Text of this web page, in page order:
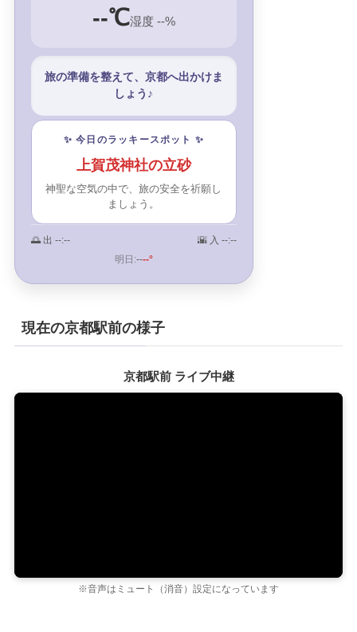
--℃湿度 --%
旅の準備を整えて、京都へ出かけま
しょう♪
✨ 今日のラッキースポット ✨
上賀茂神社の立砂
神聖な空気の中で、旅の安全を祈願し
ましょう。
🌅 出 --:-- 🌇 入 --:--
明日:----°
現在の京都駅前の様子
京都駅前 ライブ中継
※音声はミュート（消音）設定になっています